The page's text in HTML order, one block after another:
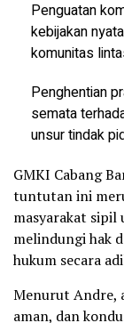
Penguatan
kebijakan
komunitas
Penghentian
semata
unsur tindak
GMKI Cabang
tuntutan ini
masyarakat sipil
melindungi hak
hukum secara
Menurut Andre,
aman, dan